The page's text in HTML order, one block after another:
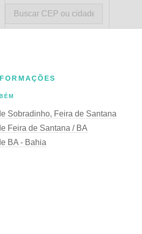
Sobradinho, Feira de Santana
Feira de Santana / BA
BA - Bahia